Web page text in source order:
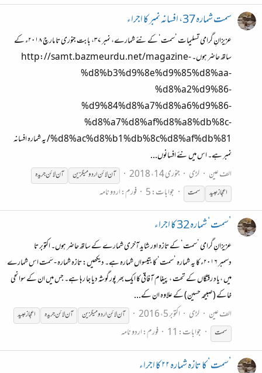
سمت شمارہ 37، افسانہ نمبر کا اجراء
عزیزانِ گرامی تسلیمات ’سمت‘ کے نئے شمارے، نمبر ۳۷، بابت جنوری تا مارچ ۲۰۱۸ء کے
ساتھ حاضر ہوں۔ http://samt.bazmeurdu.net/magazine-
%d8%b3%d9%8e%d9%85%d8%aa-
%d8%a2%d9%86-
%d9%84%d8%a7%d8%a6%d9%86-
%d8%a7%d8%af%d8%a8%db%8c-
%d8%ac%d8%b1%db%8c%d8%af%db%81/ یہ شمارہ افسانہ
نمبر ہے۔ اس میں نئے افسانوں...
الف عین
لڑی جنوری 14، 2018 آنلائناردو میگزین آنلائنجریدہ
اعجاز عبید
سمت جوابات: 5 فورم:اردو نامہ
’سمت‘ شمارہ 32 کا اجراء
عزیزانِ گرامی ’سمت‘ کے تازہ اور شاید آخری شمارے کے ساتھ حاضر ہوں۔ اکتوبر تا
دسمبر ۲۰۱۶ء کا یہ شمارہ ’سمت‘ کا بتیسواں شمارہ ہے۔ دیکھیں: تازہ شمارہ - سَمت اس شمارے
میں ،یاد رفتگاں کے تحت ، پیغام آفاقی کا ایک بھر پور گوشہ دیا جا رہا ہے۔ جس میں ان کے سوانحی
خاکے (صبیحہ حسین) کے علاوہ ان کے...
الف عین
لڑی اکتوبر 5، 2016 آنلائناردو میگزین آنلائنجریدہ
اعجاز عبید
سمت
جوابات: 11 فورم:اردو نامہ
’سمت‘ کا تازہ شمارہ ۲۲ کا اجراء